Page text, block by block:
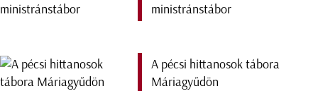
ministránstábor
A pécsi hittanosok tábora
Máriagyűdön